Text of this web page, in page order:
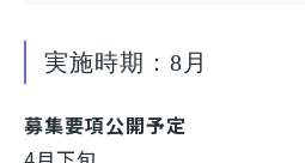
実施時期：8月
募集要項公開予定